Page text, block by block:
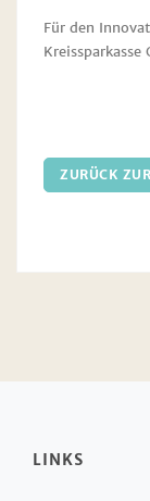
Für den
ZURÜCK
LINKS